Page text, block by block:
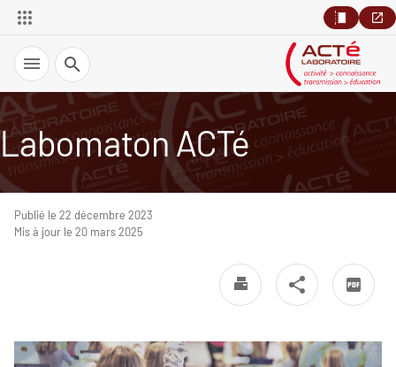
Recherche
Labomaton ACTé
Publié le 22 décembre 2023
Mis à jour le 20 mars 2025